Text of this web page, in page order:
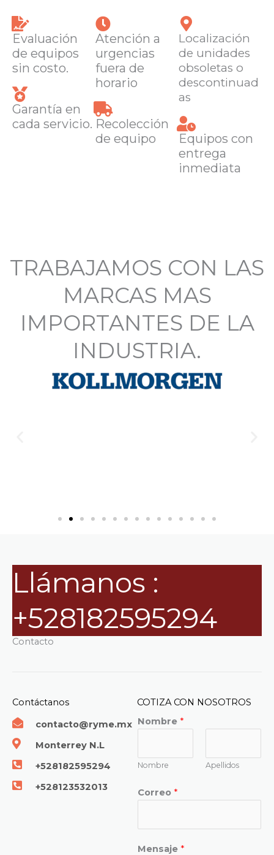
Evaluación
de equipos
sin costo.
Garantía en
cada servicio.
Atención a
urgencias
fuera de
horario
Recolección
de equipo
Localización
de unidades
obsoletas o
descontinuad
as
Equipos con
entrega
inmediata
TRABAJAMOS CON LAS
MARCAS MAS
IMPORTANTES DE LA
INDUSTRIA.
Llámanos :
+528182595294
Contacto
Contáctanos
contacto@ryme.mx
Monterrey N.L
+528182595294
+528123532013
COTIZA CON NOSOTROS
Nombre *
Nombre Apellidos
Correo *
Mensaje *